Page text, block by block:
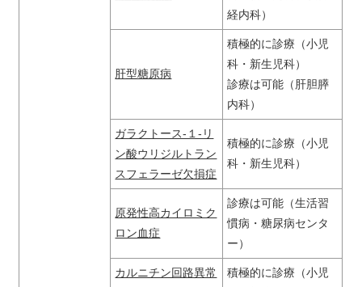
経内科）
肝型糖原病
積極的に診療（小児
科・新生児科）
診療は可能（肝胆膵
内科）
ガラクトース-１-リ
ン酸ウリジルトラン
スフェラーゼ欠損症
積極的に診療（小児
科・新生児科）
原発性高カイロミク
ロン血症
診療は可能（生活習
慣病・糖尿病センタ
ー）
カルニチン回路異常
積極的に診療（小児